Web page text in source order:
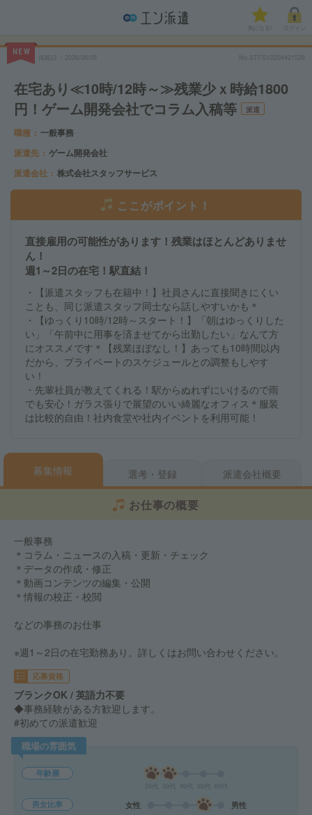
気になる!
NEW
2026/08/05 No.STFSV2204421526
在宅あり≪10時/12時～≫残業少ｘ時給1800
円！ゲーム開発会社でコラム入稿等
派遣
職種
一般事務
派遣先
ゲーム開発会社
派遣会社
株式会社スタッフサービス
ここがポイント！
直接雇用の可能性があります！残業はほとんどありませ
ん！
週1～2日の在宅！駅直結！
・【派遣スタッフも在籍中！】社員さんに直接聞きにくい
ことも、同じ派遣スタッフ同士なら話しやすいかも＊
・【ゆっくり10時/12時～スタート！】「朝はゆっくりした
い」「午前中に用事を済ませてから出勤したい」なんて方
にオススメです＊【残業ほぼなし！】あっても10時間以内
だから、プライベートのスケジュールとの調整もしやす
い！
・先輩社員が教えてくれる！駅からぬれずにいけるので雨
でも安心！ガラス張りで展望のいい綺麗なオフィス＊服装
は比較的自由！社内食堂や社内イベントを利用可能！
募集情報 選考・登録 派遣会社概要
お仕事の概要
一般事務
＊コラム・ニュースの入稿・更新・チェック
＊データの作成・修正
＊動画コンテンツの編集・公開
＊情報の校正・校閲
などの事務のお仕事
※週1～2日の在宅勤務あり。詳しくはお問い合わせください。
応募資格
ブランクOK / 英語力不要
◆事務経験がある方歓迎します。
#初めての派遣歓迎
職場の雰囲気
年齢層
男女比率 女性 男性